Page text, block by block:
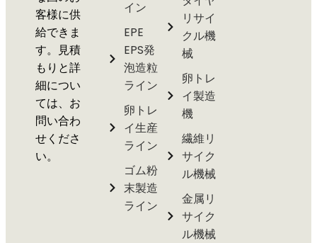
客様に供
給できま
す。見積
もりと詳
細につい
ては、お
問い合わ
せくださ
い。
イン
EPE
EPS発
泡造粒
ライン
卵トレ
イ生産
ライン
ゴム粉
末製造
ライン
リサイ
クル機
械
卵トレ
イ製造
機
繊維リ
サイク
ル機械
金属リ
サイク
ル機械